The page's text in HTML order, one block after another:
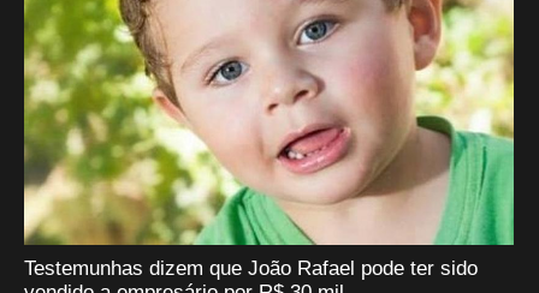
Testemunhas dizem que João Rafael pode ter sido